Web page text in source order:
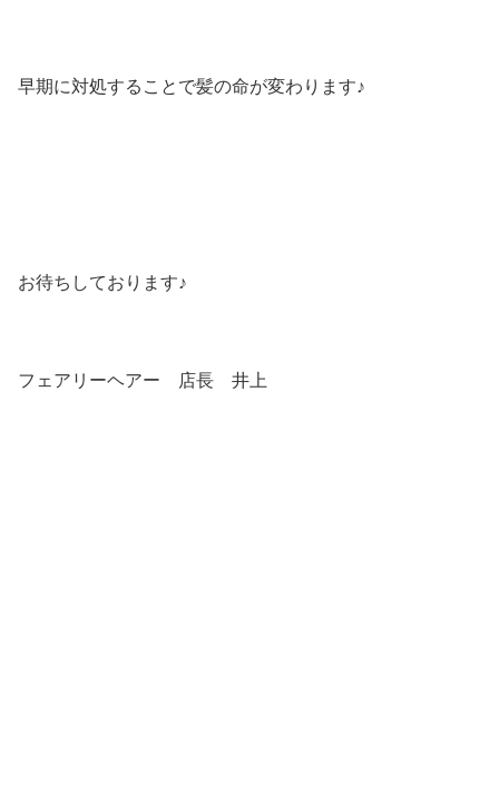
早期に対処することで髪の命が変わります♪
お待ちしております♪
フェアリーヘアー 店長 井上